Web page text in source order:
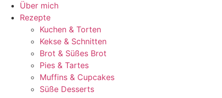
Über mich
Rezepte
Kuchen & Torten
Kekse & Schnitten
Brot & Süßes Brot
Pies & Tartes
Muffins & Cupcakes
Süße Desserts